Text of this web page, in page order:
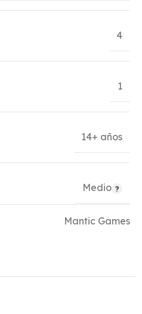
4
1
14+ años
Medio
Mantic Games